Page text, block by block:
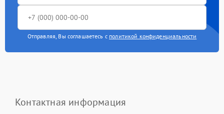
Отправляя, Вы соглашаетесь с политикой конфиденциальности
Контактная информация